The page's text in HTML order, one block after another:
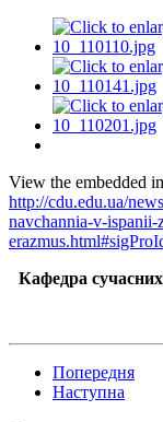
View the embedded
http://cdu.edu.ua/
navchannia-v-ispanii-
Кафедра
Попередня
Наступна